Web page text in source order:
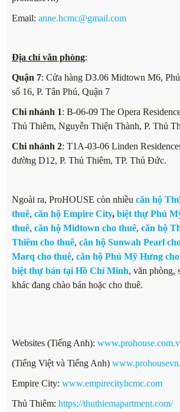
Email: anne.hcmc@gmail.com
Địa chỉ văn phòng:
Quận 7: Cửa hàng D3.06 Midtown M6,
số 16, P. Tân Phú, Quận 7
Chi nhánh 1: B-06-09 The Opera
Thủ Thiêm, Nguyễn Thiện Thành, P. Thủ
Chi nhánh 2: T1A-03-06 Linden
đường D12, P. Thủ Thiêm, TP. Thủ Đức.
Ngoài ra, ProHOUSE còn nhiều căn hộ
thuê, căn hộ Empire City, biệt thự Phú
thuê, căn hộ Midtown cho thuê, căn hộ
Thiêm cho thuê, căn hộ Sunwah Pearl
Marq cho thuê, căn hộ Phú Mỹ Hưng
biệt thự bán tại Hồ Chí Minh, văn phòng,
khác đang chào bán hoặc cho thuê.
Websites (Tiếng Anh):
(Tiếng Việt và Tiếng Anh)
Empire City: www.empirecityhcmc.com
Thủ Thiêm: https://thuthiemapartment.com/